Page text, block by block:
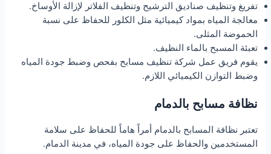
تفريغ وتنظيف صناديق الترشيح وتنظيف الفلاتر لإزالة الأوساخ.
معالجة المياه بمواد كيميائية مثل الكلور للحفاظ على نسبة
الحموضة المثلى.
تعبئة المسبح بالماء النظيف.
يقوم فريق عمل شركة تنظيف مسابح بفحص وضبط جودة المياه
وضبط التوازن الكيميائي اللازم.
نظافة مسابح بالدمام
تعتبر نظافة المسابح بالدمام أمراً هاماً للحفاظ على سلامة
المستخدمين والحفاظ على جودة المياه، في مدينة الدمام.